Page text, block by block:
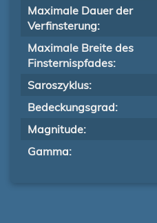
Maximale Dauer der
Verfinsterung:
Maximale Breite des
Finsternispfades:
Saroszyklus:
Bedeckungsgrad:
Magnitude:
Gamma: